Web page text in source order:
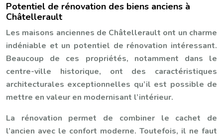
Potentiel de rénovation des biens anciens à
Châtellerault
Les maisons anciennes de Châtellerault ont un charme
indéniable et un potentiel de rénovation intéressant.
Beaucoup de ces propriétés, notamment dans le
centre-ville historique, ont des caractéristiques
architecturales exceptionnelles qu’il est possible de
mettre en valeur en modernisant l’intérieur.
La rénovation permet de combiner le cachet de
l’ancien avec le confort moderne. Toutefois, il ne faut